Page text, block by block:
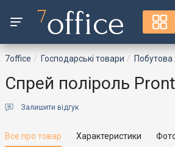
7office Господарські товари Побутова
Спрей поліроль
Залишити відгук
Все про товар Характеристики